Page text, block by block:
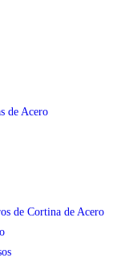
de Acero
de Cortina de Acero